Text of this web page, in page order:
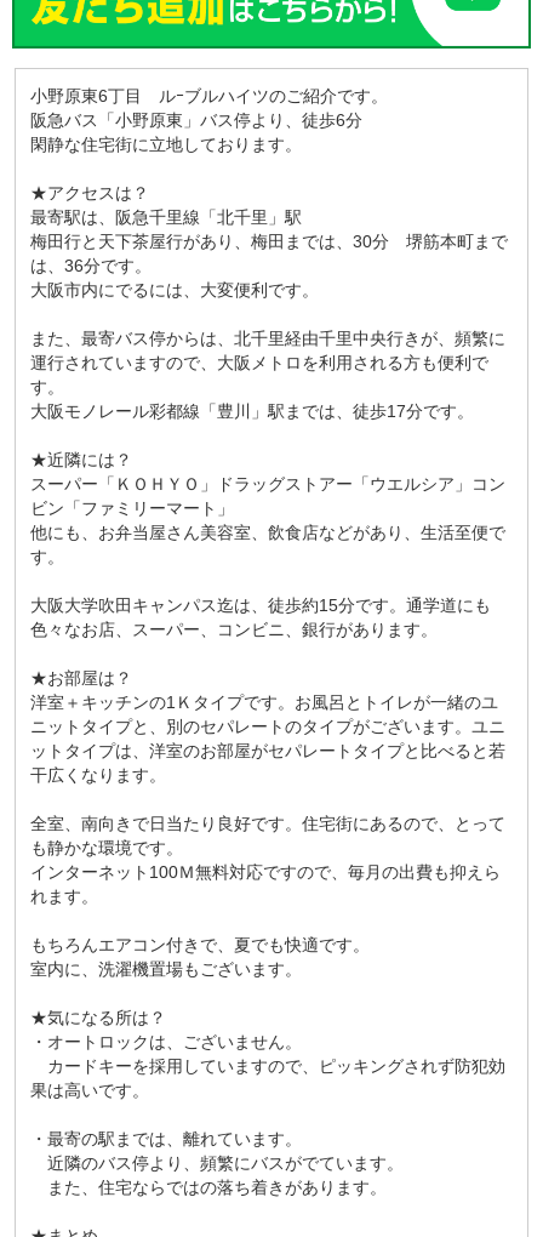
小野原東6丁目 ルｰブルハイツのご紹介です。
阪急バス「小野原東」バス停より、徒歩6分
閑静な住宅街に立地しております。
★アクセスは？
最寄駅は、阪急千里線「北千里」駅
梅田行と天下茶屋行があり、梅田までは、30分 堺筋本町まで
は、36分です。
大阪市内にでるには、大変便利です。
また、最寄バス停からは、北千里経由千里中央行きが、頻繁に
運行されていますので、大阪メトロを利用される方も便利で
す。
大阪モノレール彩都線「豊川」駅までは、徒歩17分です。
★近隣には？
スーパー「ＫＯＨＹＯ」ドラッグストアー「ウエルシア」コン
ビン「ファミリーマート」
他にも、お弁当屋さん美容室、飲食店などがあり、生活至便で
す。
大阪大学吹田キャンパス迄は、徒歩約15分です。通学道にも
色々なお店、スーパー、コンビニ、銀行があります。
★お部屋は？
洋室＋キッチンの1Ｋタイプです。お風呂とトイレが一緒のユ
ニットタイプと、別のセパレートのタイプがございます。ユニ
ットタイプは、洋室のお部屋がセパレートタイプと比べると若
干広くなります。
全室、南向きで日当たり良好です。住宅街にあるので、とって
も静かな環境です。
インターネット100Ｍ無料対応ですので、毎月の出費も抑えら
れます。
もちろんエアコン付きで、夏でも快適です。
室内に、洗濯機置場もございます。
★気になる所は？
・オートロックは、ございません。
カードキーを採用していますので、ピッキングされず防犯効
果は高いです。
・最寄の駅までは、離れています。
近隣のバス停より、頻繁にバスがでています。
また、住宅ならではの落ち着きがあります。